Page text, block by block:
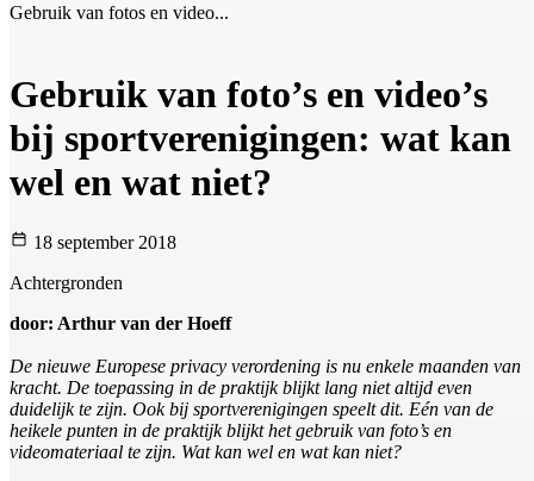
Gebruik van fotos en video...
Gebruik van foto’s en video’s
bij sportverenigingen: wat kan
wel en wat niet?
18 september 2018
Achtergronden
door: Arthur van der Hoeff
De nieuwe Europese privacy verordening is nu enkele maanden van
kracht. De toepassing in de praktijk blijkt lang niet altijd even
duidelijk te zijn. Ook bij sportverenigingen speelt dit. Eén van de
heikele punten in de praktijk blijkt het gebruik van foto’s en
videomateriaal te zijn. Wat kan wel en wat kan niet?